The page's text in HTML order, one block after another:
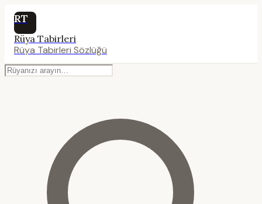
RT
Rüya Tabirleri
Rüya Tabirleri Sözlüğü